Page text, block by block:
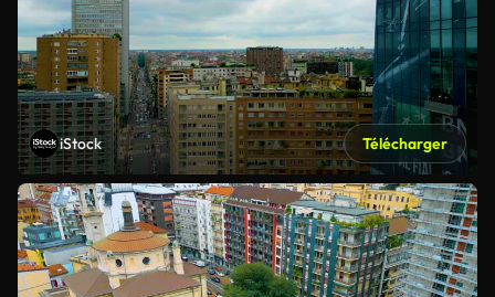
iStock Télécharger